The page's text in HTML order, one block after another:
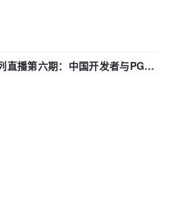
直播第六期：中国开发者与PG内
献了什么？